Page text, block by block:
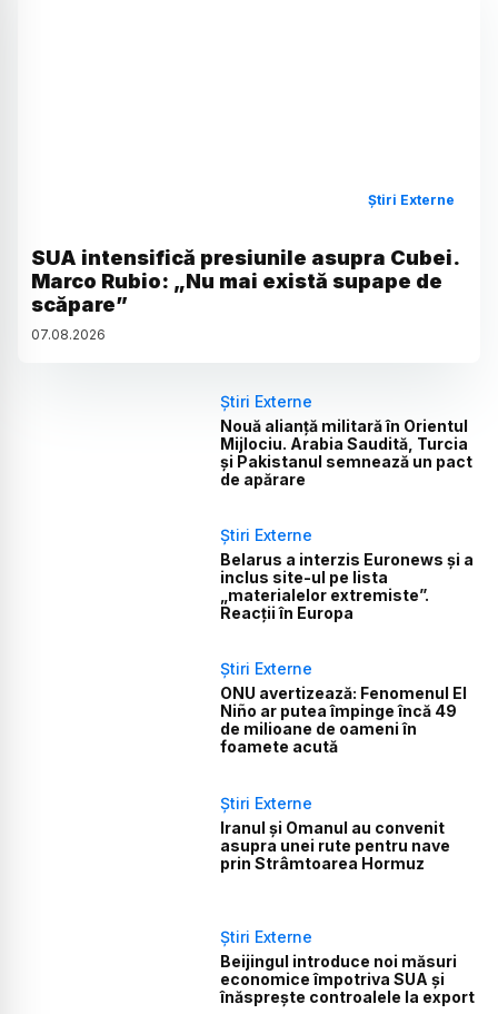
Știri Externe
SUA intensifică presiunile asupra Cubei.
Marco Rubio: „Nu mai există supape de
scăpare”
07.08.2026
Știri Externe
Nouă alianță militară în Orientul
Mijlociu. Arabia Saudită, Turcia
și Pakistanul semnează un pact
de apărare
Știri Externe
Belarus a interzis Euronews și a
inclus site-ul pe lista
„materialelor extremiste”.
Reacții în Europa
Știri Externe
ONU avertizează: Fenomenul El
Niño ar putea împinge încă 49
de milioane de oameni în
foamete acută
Știri Externe
Iranul și Omanul au convenit
asupra unei rute pentru nave
prin Strâmtoarea Hormuz
Știri Externe
Beijingul introduce noi măsuri
economice împotriva SUA și
înăsprește controalele la export